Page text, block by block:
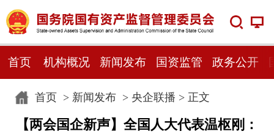
首页 机构概况 新闻发布 国资监管 政务公开
首页> 新闻发布> 央企联播 > 正文
【两会国企新声】全国人大代表温枢刚：